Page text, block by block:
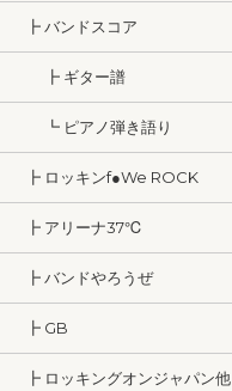
┣ バンドスコア
┣ ギター譜
┗ ピアノ弾き語り
┣ ロッキンf●We ROCK
┣ アリーナ37℃
┣ バンドやろうぜ
┣ GB
┣ ロッキングオンジャパン他